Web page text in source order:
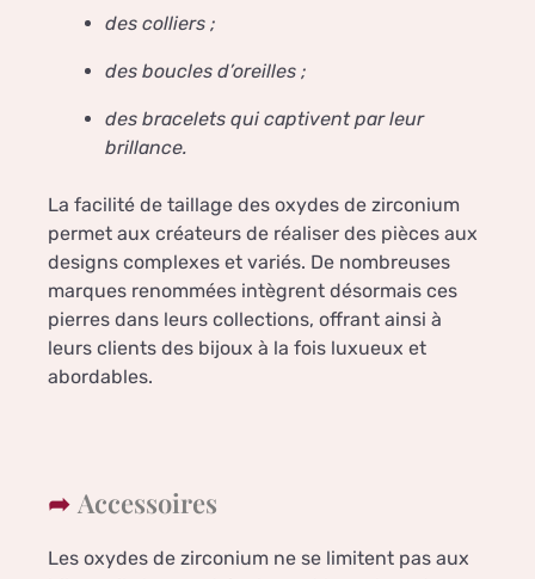
des colliers ;
des boucles d’oreilles ;
des bracelets qui captivent par leur
brillance.
La facilité de taillage des oxydes de zirconium
permet aux créateurs de réaliser des pièces aux
designs complexes et variés. De nombreuses
marques renommées intègrent désormais ces
pierres dans leurs collections, offrant ainsi à
leurs clients des bijoux à la fois luxueux et
abordables.
Accessoires
Les oxydes de zirconium ne se limitent pas aux